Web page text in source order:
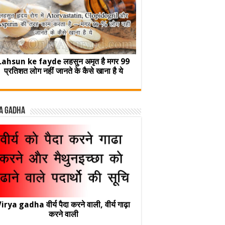
ke fayde लहसुन अमृत है मगर 99
प्रतिशत लोग नहीं जानते के कैसे खाना है ये
Gadha
gadha वीर्य पैदा करने वाली, वीर्य गाढ़ा
करने वाली